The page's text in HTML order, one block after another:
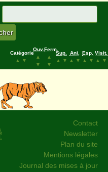
Catégorie
▲
▼
Ouv.
▲
▼
Ferm.
▲
▼
Sup.
▲
▼
Ani.
▲
▼
Esp.
▲
▼
Visit.
▲
▼
Contact
Newsletter
Plan du site
Mentions légales
Journal des mises à jour